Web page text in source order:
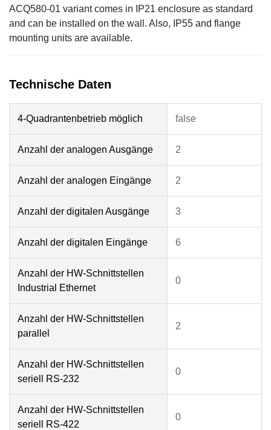
ACQ580-01 variant comes in IP21 enclosure as standard
and can be installed on the wall. Also, IP55 and flange
mounting units are available.
4-Quadrantenbetrieb möglich false
Anzahl der analogen Ausgänge 2
Anzahl der analogen Eingänge 2
Anzahl der digitalen Ausgänge 3
Anzahl der digitalen Eingänge 6
Anzahl der HW-Schnittstellen
Industrial Ethernet
0
Anzahl der HW-Schnittstellen
parallel
2
Anzahl der HW-Schnittstellen
seriell RS-232
0
Anzahl der HW-Schnittstellen
seriell RS-422
0